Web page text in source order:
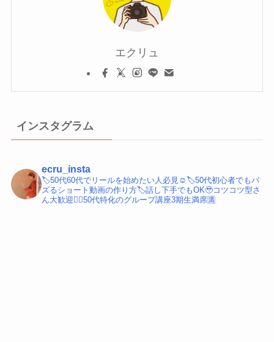
エクリュ
インスタグラム
ecru_insta
🏷️50代60代でリールを始めたい人必見☺️ 🏷️50代初心者でもバ
ズるショート動画の作り方🏷️話し下手でもOK🥹コツコツ型さ
ん大歓迎 💁‍♀️50代特化のグループ講座3期生満席🈵